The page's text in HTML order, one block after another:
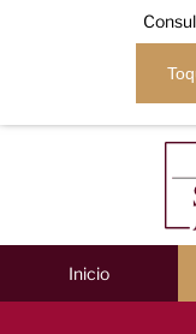
Inicio